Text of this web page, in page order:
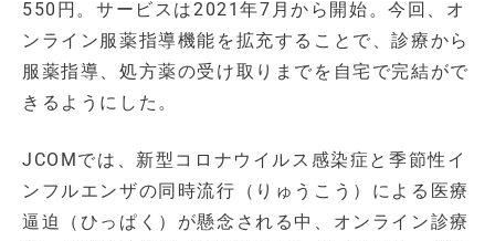
550円。サービスは2021年7月から開始。今回、オ
ンライン服薬指導機能を拡充することで、診療から
服薬指導、処方薬の受け取りまでを自宅で完結がで
きるようにした。
JCOMでは、新型コロナウイルス感染症と季節性イ
ンフルエンザの同時流行（りゅうこう）による医療
逼迫（ひっぱく）が懸念される中、オンライン診療